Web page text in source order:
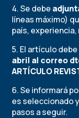
4. Se debe
líneas máximo)
país,
5. El artículo
abril al correo
ARTÍCULO
6. Se informará
es seleccionado
pasos a seguir.